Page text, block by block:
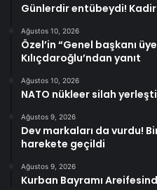
Günlerdir entübeydi!
Ağustos 10, 2026
Özel’in “Genel başkanı
Kılıçdaroğlu’ndan yanıt
Ağustos 10, 2026
NATO nükleer silah
Ağustos 9, 2026
Dev markaları da vurdu!
harekete geçildi
Ağustos 9, 2026
Kurban Bayramı